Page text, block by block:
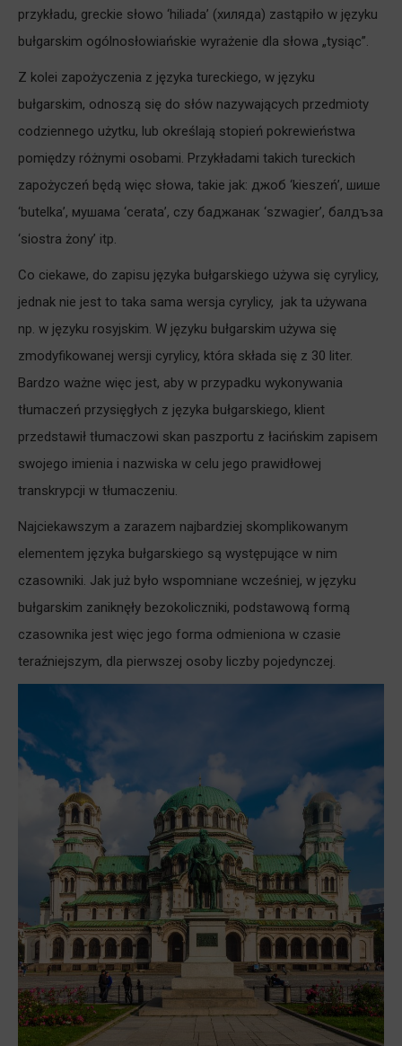
przykładu, greckie słowo ‘hiliada’ (хиляда) zastąpiło w języku
bułgarskim ogólnosłowiańskie wyrażenie dla słowa „tysiąc”.
Z kolei zapożyczenia z języka tureckiego, w języku
bułgarskim, odnoszą się do słów nazywających przedmioty
codziennego użytku, lub określają stopień pokrewieństwa
pomiędzy różnymi osobami. Przykładami takich tureckich
zapożyczeń będą więc słowa, takie jak: джоб ‘kieszeń’, шише
‘butelka’, мушама ‘cerata’, czy баджанак ‘szwagier’, балдъза
‘siostra żony’ itp.
Co ciekawe, do zapisu języka bułgarskiego używa się cyrylicy,
jednak nie jest to taka sama wersja cyrylicy, jak ta używana
np. w języku rosyjskim. W języku bułgarskim używa się
zmodyfikowanej wersji cyrylicy, która składa się z 30 liter.
Bardzo ważne więc jest, aby w przypadku wykonywania
tłumaczeń przysięgłych z języka bułgarskiego, klient
przedstawił tłumaczowi skan paszportu z łacińskim zapisem
swojego imienia i nazwiska w celu jego prawidłowej
transkrypcji w tłumaczeniu.
Najciekawszym a zarazem najbardziej skomplikowanym
elementem języka bułgarskiego są występujące w nim
czasowniki. Jak już było wspomniane wcześniej, w języku
bułgarskim zaniknęły bezokoliczniki, podstawową formą
czasownika jest więc jego forma odmieniona w czasie
teraźniejszym, dla pierwszej osoby liczby pojedynczej.